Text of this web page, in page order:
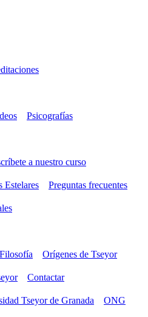
Psicografías
a nuestro curso
Estelares
Preguntas frecuentes
Orígenes de Tseyor
Contactar
Tseyor de Granada
ONG